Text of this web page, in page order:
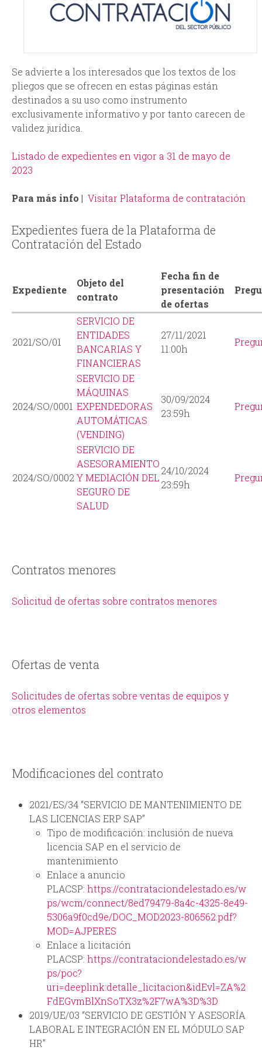
p
Se advierte a los interesados que los textos de los
pliegos que se ofrecen en estas páginas están
destinados a su uso como instrumento
exclusivamente informativo y por tanto carecen de
validez jurídica.
Listado de expedientes en vigor a 31 de mayo de
2023
Para más info | Visitar Plataforma de contratación
Expedientes fuera de la Plataforma de
Contratación del Estado
Expediente
Objeto del
contrato
Fecha fin de
presentación
de ofertas
2021/SO/01
SERVICIO DE
ENTIDADES
BANCARIAS Y
FINANCIERAS
27/11/2021
11:00h
2024/SO/0001
SERVICIO DE
MÁQUINAS
EXPENDEDORAS
AUTOMÁTICAS
(VENDING)
30/09/2024
23:59h
2024/SO/0002
SERVICIO DE
ASESORAMIENTO
Y MEDIACIÓN DEL
SEGURO DE
SALUD
24/10/2024
23:59h
Contratos menores
Solicitud de ofertas sobre contratos menores
Ofertas de venta
Solicitudes de ofertas sobre ventas de equipos y
otros elementos
Modificaciones del contrato
2021/ES/34 “SERVICIO DE MANTENIMIENTO DE
LAS LICENCIAS ERP SAP”
Tipo de modificación: inclusión de nueva
licencia SAP en el servicio de
mantenimiento
Enlace a anuncio
PLACSP: https://contrataciondelestado.es/w
ps/wcm/connect/8ed79479-8a4c-4325-8e49-
5306a9f0cd9e/DOC_MOD2023-806562.pdf?
MOD=AJPERES
Enlace a licitación
PLACSP: https://contrataciondelestado.es/w
ps/poc?
uri=deeplink:detalle_licitacion&idEvl=ZA%2
FdEGvmBlXnSoTX3z%2F7wA%3D%3D
2019/UE/03 “SERVICIO DE GESTIÓN Y ASESORÍA
LABORAL E INTEGRACIÓN EN EL MÓDULO SAP
HR”